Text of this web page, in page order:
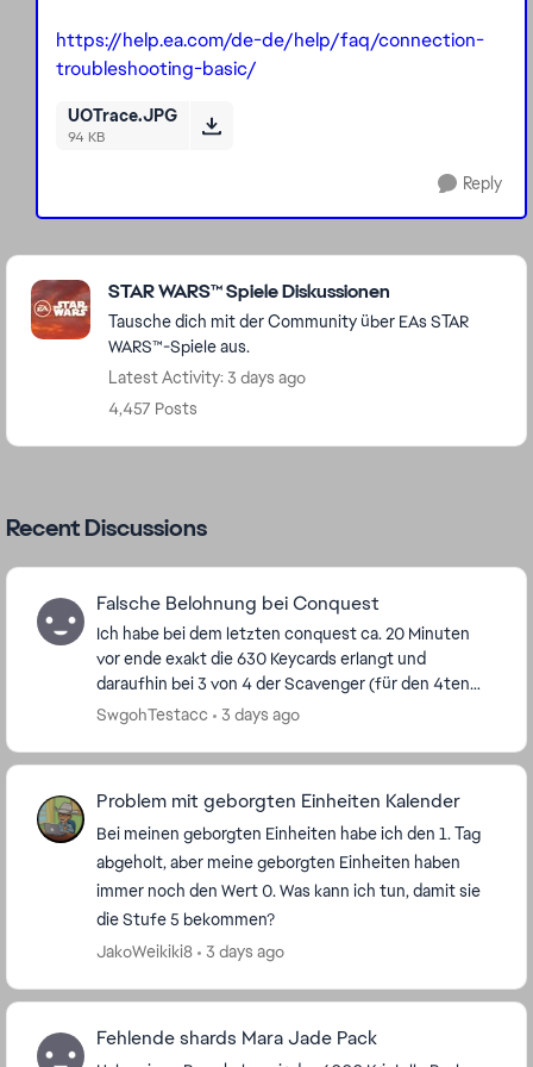
https://help.ea.com/de-de/help/faq/connection-
troubleshooting-basic/
UOTrace.JPG
94 KB
Reply
Featured Places
STAR WARS™ Spiele Diskussionen
Tausche dich mit der Community über EAs STAR
WARS™-Spiele aus.
Latest Activity: 3 days ago
4,457 Posts
Recent Discussions
Falsche Belohnung bei Conquest
Ich habe bei dem letzten conquest ca. 20 Minuten
vor ende exakt die 630 Keycards erlangt und
daraufhin bei 3 von 4 der Scavenger (für den 4ten
hatte ich nicht genug keycards übrig) 15 Jedi Leia
SwgohTestacc 3 days ago
Problem mit geborgten Einheiten Kalender
Bei meinen geborgten Einheiten habe ich den 1. Tag
abgeholt, aber meine geborgten Einheiten haben
immer noch den Wert 0. Was kann ich tun, damit sie
die Stufe 5 bekommen?
JakoWeikiki8
3 days ago
Fehlende shards Mara Jade Pack